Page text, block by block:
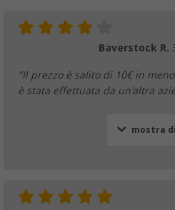
Baverstock R.
"Il prezzo è salito di 10€ in
è stata effettuata da un'altra
mostra